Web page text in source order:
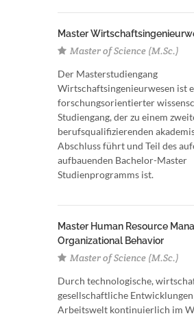
Master
Master of Science (M.Sc.)
Der Masterstudiengang
Wirtschaftsingenieurwesen ist
forschungsorientierter
Studiengang, der zu einem
berufsqualifizierenden
Abschluss führt und Teil des
aufbauenden Bachelor-Master
Studienprogramms ist.
Master Human Resource
Organizational Behavior
Master of Science (M.Sc.)
Durch technologische,
gesellschaftliche
Arbeitswelt kontinuierlich im